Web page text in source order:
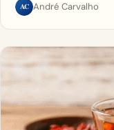
AC André Carvalho